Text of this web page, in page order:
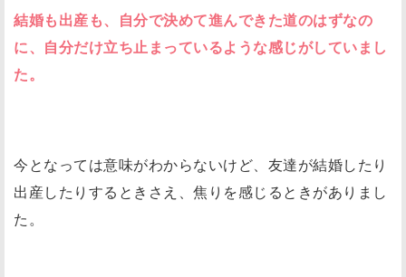
結婚も出産も、自分で決めて進んできた道のはずなの
に、自分だけ立ち止まっているような感じがしていまし
た。
今となっては意味がわからないけど、友達が結婚したり
出産したりするときさえ、焦りを感じるときがありまし
た。